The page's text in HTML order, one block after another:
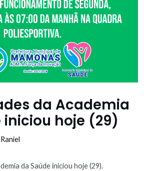
da Academia
iniciou hoje (29)
da Saúde iniciou hoje (29).